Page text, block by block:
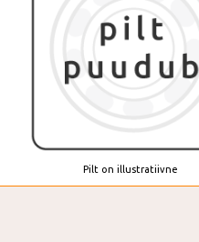
Pilt on illustratiivne